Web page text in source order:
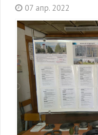
07 апр. 2022